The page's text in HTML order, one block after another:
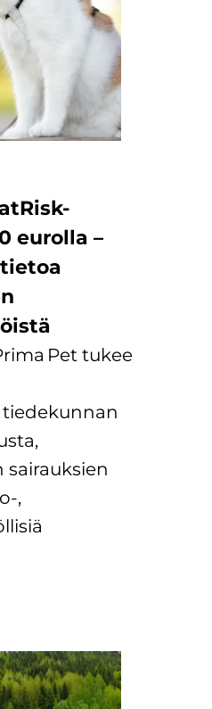
eurolla –
Pet tukee
sairauksien
,